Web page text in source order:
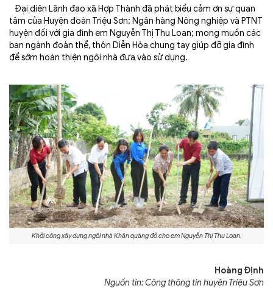
Đại diện Lãnh đạo xã Hợp Thành đã phát biểu cảm ơn sự quan
tâm của Huyện đoàn Triệu Sơn; Ngân hàng Nông nghiệp và PTNT
huyện đối với gia đình em Nguyễn Thị Thu Loan; mong muốn các
ban ngành đoàn thể, thôn Diễn Hòa chung tay giúp đỡ gia đình
để sớm hoàn thiện ngôi nhà đưa vào sử dụng.
Khởi công xây dựng ngôi nhà Khăn quàng đỏ cho em Nguyễn Thị Thu Loan.
Hoàng Định
Nguồn tin: Công thông tin huyện Triệu Sơn